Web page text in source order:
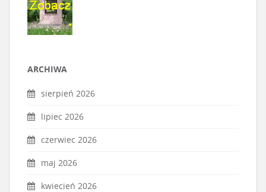
ARCHIWA
sierpień 2026
lipiec 2026
czerwiec 2026
maj 2026
kwiecień 2026